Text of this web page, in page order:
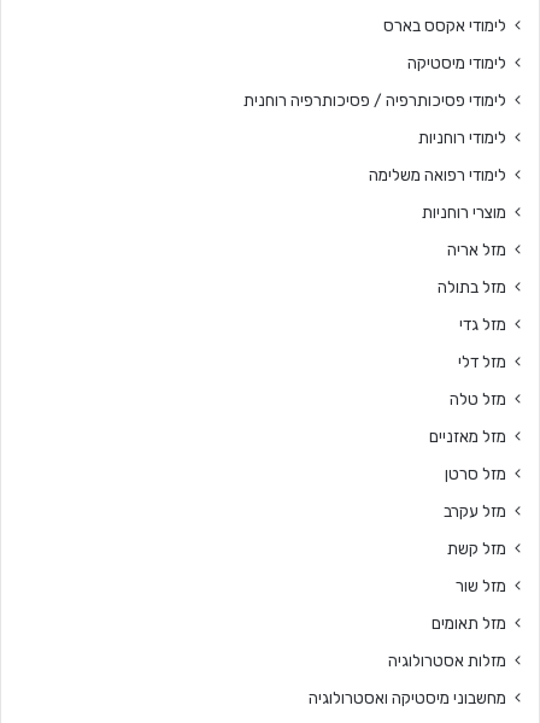
לימודי אקסס בארס
לימודי מיסטיקה
לימודי פסיכותרפיה / פסיכותרפיה רוחנית
לימודי רוחניות
לימודי רפואה משלימה
מוצרי רוחניות
מזל אריה
מזל בתולה
מזל גדי
מזל דלי
מזל טלה
מזל מאזניים
מזל סרטן
מזל עקרב
מזל קשת
מזל שור
מזל תאומים
מזלות אסטרולוגיה
מחשבוני מיסטיקה ואסטרולוגיה